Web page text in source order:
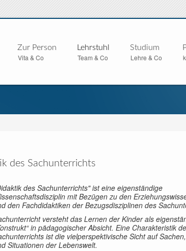
Zur Person
Vita & Co
Lehrstuhl
Team & Co
Studium
Lehre & Co
des Sachunterrichts
des Sachunterrichts" ist eine eigenständige
mit Bezügen zu den
den Fachdidaktiken der Bezugsdisziplinen des
versteht das Lernen der Kinder als
in pädagogischer Absicht. Eine Charakteristik
ist die vielperspektivische Sicht auf
Situationen der Lebenswelt.